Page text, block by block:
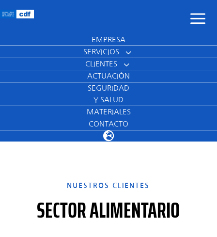
a
EMPRESA
3
SERVICIOS
3
CLIENTES
ACTUACIÓN
SEGURIDAD
Y SALUD
MATERIALES
CONTACTO

NUESTROS CLIENTES
SECTOR ALIMENTARIO